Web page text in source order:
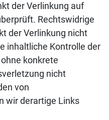
der Verlinkung auf
Rechtswidrige
der Verlinkung nicht
inhaltliche Kontrolle der
konkrete
nicht
von
wir derartige Links